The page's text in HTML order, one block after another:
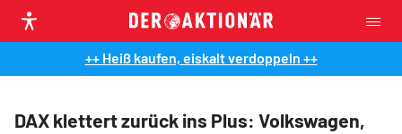
++ Heiß kaufen, eiskalt verdoppeln ++
DAX klettert zurück ins Plus: Volkswagen,